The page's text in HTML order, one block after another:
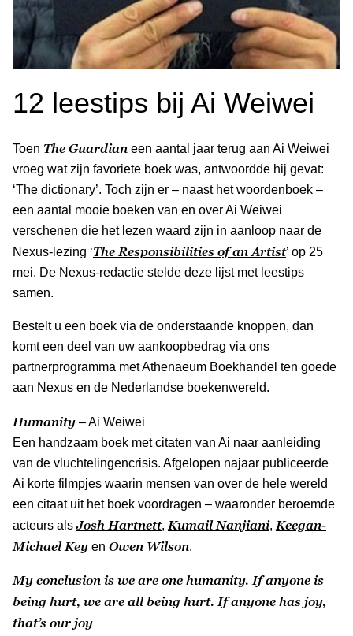
12 leestips bij Ai Weiwei
Toen The Guardian een aantal jaar terug aan Ai Weiwei
vroeg wat zijn favoriete boek was, antwoordde hij gevat:
‘The dictionary’. Toch zijn er – naast het woordenboek –
een aantal mooie boeken van en over Ai Weiwei
verschenen die het lezen waard zijn in aanloop naar de
Nexus-lezing ‘The Responsibilities of an Artist’ op 25
mei. De Nexus-redactie stelde deze lijst met leestips
samen.
Bestelt u een boek via de onderstaande knoppen, dan
komt een deel van uw aankoopbedrag via ons
partnerprogramma met Athenaeum Boekhandel ten goede
aan Nexus en de Nederlandse boekenwereld.
Humanity – Ai Weiwei
Een handzaam boek met citaten van Ai naar aanleiding
van de vluchtelingencrisis. Afgelopen najaar publiceerde
Ai korte filmpjes waarin mensen van over de hele wereld
een citaat uit het boek voordragen – waaronder beroemde
acteurs alsJosh Hartnett, Kumail Nanjiani, Keegan-
Michael Key en Owen Wilson.
My conclusion is we are one humanity. If anyone is
being hurt, we are all being hurt. If anyone has joy,
that’s our joy